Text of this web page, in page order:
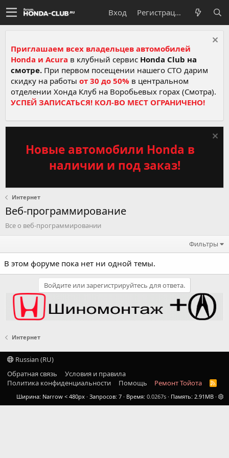
Вход Регистрация
Приглашаем всех владельцев автомобилей
Honda и Acura в клубный сервис Honda Club на
смотре. При первом посещении нашего СТО дарим
скидку на работы от 30 до 50% в центральном
отделении Хонда Клуб на Воробьевых горах (Смотра).
УСПЕЙ ЗАПИСАТЬСЯ! КОЛ-ВО МЕСТ ОГРАНИЧЕНО!
Новые автомобили Honda в
наличии и под заказ!
Интернет
Веб-программирование
Все о веб-программировании
Фильтры
В этом форуме пока нет ни одной темы.
Войдите или зарегистрируйтесь для ответа.
Интернет
Russian (RU)
Обратная связь
Условия и правила
Политика конфиденциальности
Помощь Ремонт Тойота
R
S
S
Ширина Запросов 7 Время 0.0267s Память 2.91MB